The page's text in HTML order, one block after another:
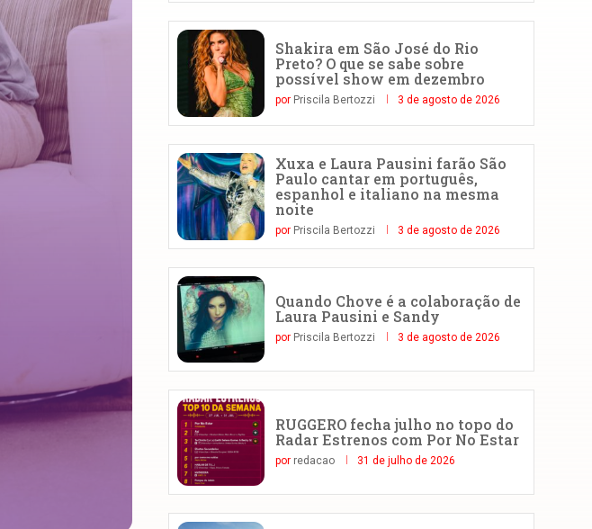
Shakira em São José do Rio
Preto? O que se sabe sobre
possível show em dezembro
por Priscila Bertozzi 3 de agosto de 2026
Xuxa e Laura Pausini farão São
Paulo cantar em português,
espanhol e italiano na mesma
noite
por Priscila Bertozzi 3 de agosto de 2026
Quando Chove é a colaboração de
Laura Pausini e Sandy
por Priscila Bertozzi 3 de agosto de 2026
RUGGERO fecha julho no topo do
Radar Estrenos com Por No Estar
por redacao 31 de julho de 2026